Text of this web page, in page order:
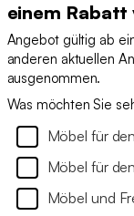
einem Rabatt
Angebot gültig ab
anderen aktuellen
ausgenommen.
Was möchten Sie
Möbel für
Möbel für
Möbel und